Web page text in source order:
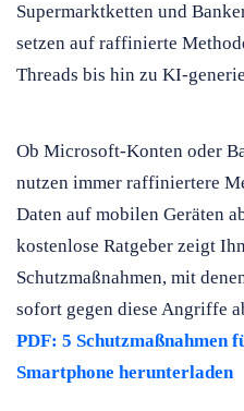
Supermarktketten und
setzen auf raffinierte
Threads bis hin zu KI-
Ob Microsoft-Konten oder
nutzen immer raffiniertere
Daten auf mobilen Geräten
kostenlose Ratgeber zeigt
Schutzmaßnahmen, mit
sofort gegen diese Angriffe
PDF: 5 Schutzmaßnahmen
Smartphone herunterladen